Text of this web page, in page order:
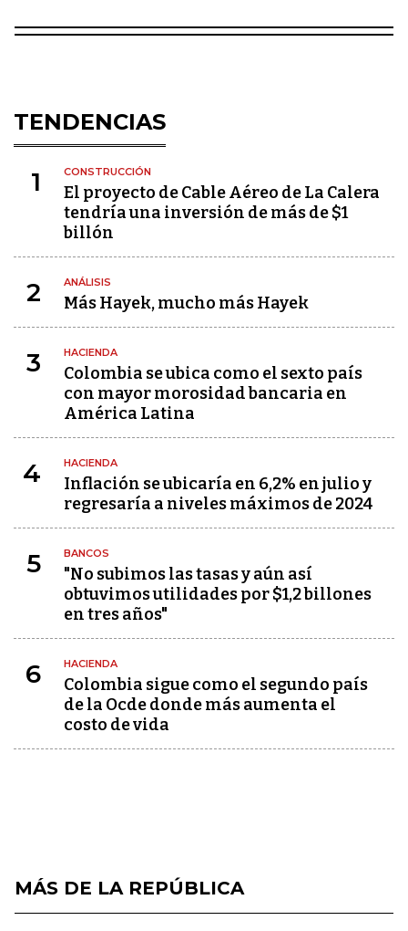
TENDENCIAS
1 CONSTRUCCIÓN
El proyecto de Cable Aéreo de La Calera
tendría una inversión de más de $1
billón
2 ANÁLISIS
Más Hayek, mucho más Hayek
3 HACIENDA
Colombia se ubica como el sexto país
con mayor morosidad bancaria en
América Latina
4 HACIENDA
Inflación se ubicaría en 6,2% en julio y
regresaría a niveles máximos de 2024
5 BANCOS
"No subimos las tasas y aún así
obtuvimos utilidades por $1,2 billones
en tres años"
6 HACIENDA
Colombia sigue como el segundo país
de la Ocde donde más aumenta el
costo de vida
MÁS DE LA REPÚBLICA